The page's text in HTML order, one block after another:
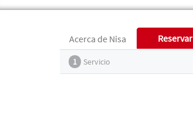
Acerca de Nisa Reservar
1 Servicio